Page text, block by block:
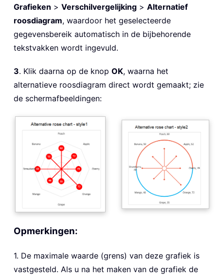
Grafieken > Verschilvergelijking > Alternatief
roosdiagram, waardoor het geselecteerde
gegevensbereik automatisch in de bijbehorende
tekstvakken wordt ingevuld.
3. Klik daarna op de knop OK, waarna het
alternatieve roosdiagram direct wordt gemaakt; zie
de schermafbeeldingen:
Opmerkingen:
1. De maximale waarde (grens) van deze grafiek is
vastgesteld. Als u na het maken van de grafiek de